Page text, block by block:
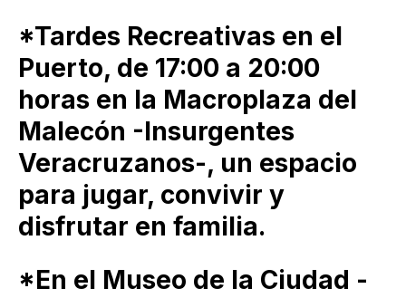
*Tardes Recreativas en el
Puerto, de 17:00 a 20:00
horas en la Macroplaza del
Malecón -Insurgentes
Veracruzanos-, un espacio
para jugar, convivir y
disfrutar en familia.
*En el Museo de la Ciudad -